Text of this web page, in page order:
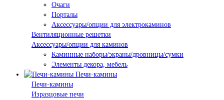
Очаги
Порталы
Аксессуары/опции для электрокаминов
Вентиляционные решетки
Аксессуары/опции для каминов
Каминные наборы/экраны/дровницы/сумки
Элементы декора, мебель
Печи-камины
Печи-камины
Изразцовые печи